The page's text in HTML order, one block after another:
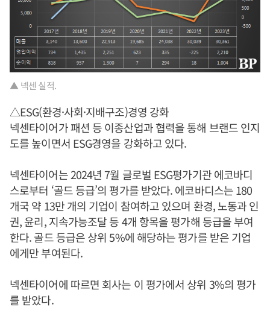
▲ 넥센 실적.
△ESG(환경·사회·지배구조)경영 강화
넥센타이어가 패션 등 이종산업과 협력을 통해 브랜드 인지
도를 높이면서 ESG경영을 강화하고 있다.
넥센타이어는 2024년 7월 글로벌 ESG평가기관 에코바디
스로부터 ‘골드 등급’의 평가를 받았다. 에코바디스는 180
개국 약 13만 개의 기업이 참여하고 있으며 환경, 노동과 인
권, 윤리, 지속가능조달 등 4개 항목을 평가해 등급을 부여
한다. 골드 등급은 상위 5%에 해당하는 평가를 받은 기업
에게만 부여된다.
넥센타이어에 따르면 회사는 이 평가에서 상위 3%의 평가
를 받았다.